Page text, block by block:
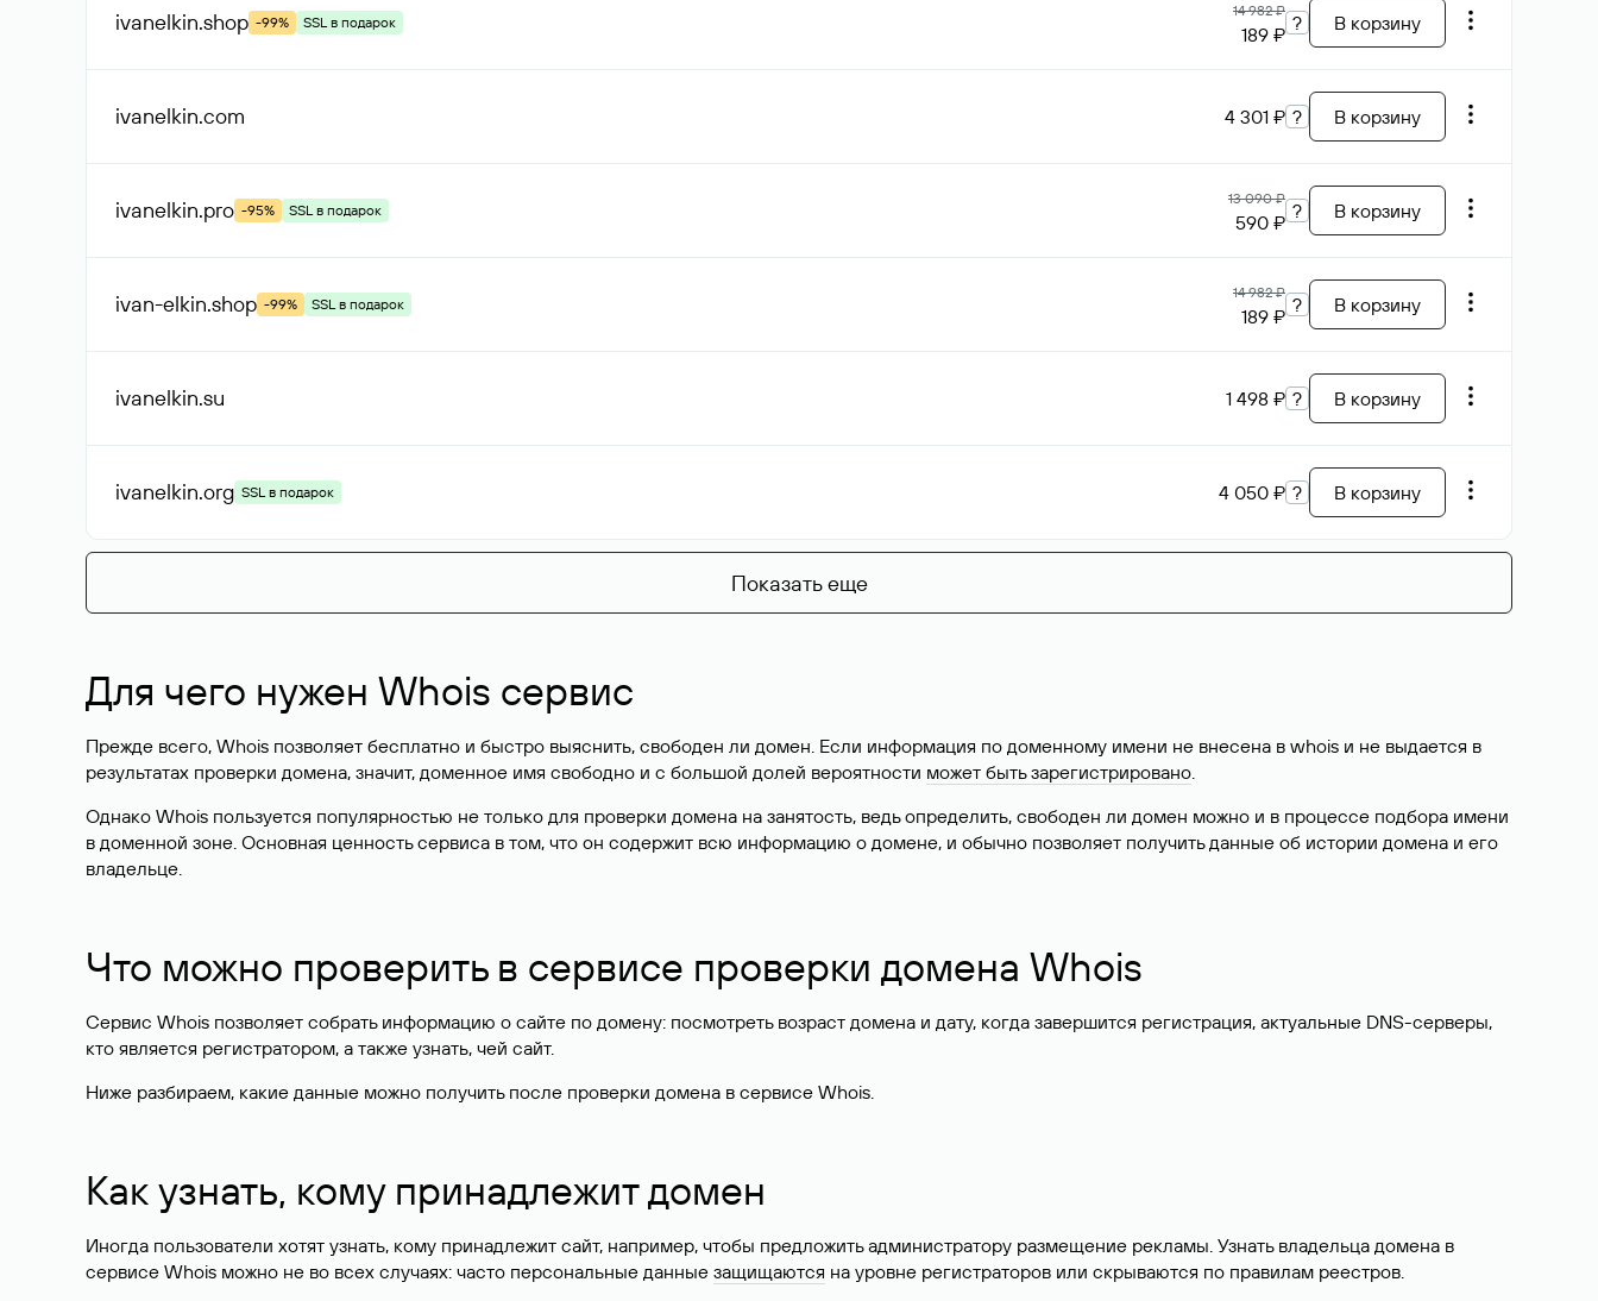
ivanelkin.shop -99% SSL в подарок
14 982 ₽
189 ₽ ? В корзину
ivanelkin.com 4 301 ₽ ? В корзину
ivanelkin.pro -95% SSL в подарок
13 090 ₽
590 ₽ ? В корзину
ivan-elkin.shop -99% SSL в подарок
14 982 ₽
189 ₽ ? В корзину
ivanelkin.su 1 498 ₽ ? В корзину
ivanelkin.org SSL в подарок 4 050 ₽ ? В корзину
Показать еще
Для чего нужен Whois сервис
Прежде всего, Whois позволяет бесплатно и быстро выяснить, свободен ли домен. Если информация по доменному имени не внесена в whois и не выдается в
результатах проверки домена, значит, доменное имя свободно и с большой долей вероятности может быть зарегистрировано.
Однако Whois пользуется популярностью не только для проверки домена на занятость, ведь определить, свободен ли домен можно и в процессе подбора имени
в доменной зоне. Основная ценность сервиса в том, что он содержит всю информацию о домене, и обычно позволяет получить данные об истории домена и его
владельце.
Что можно проверить в сервисе проверки домена Whois
Сервис Whois позволяет собрать информацию о сайте по домену: посмотреть возраст домена и дату, когда завершится регистрация, актуальные DNS-серверы,
кто является регистратором, а также узнать, чей сайт.
Ниже разбираем, какие данные можно получить после проверки домена в сервисе Whois.
Как узнать, кому принадлежит домен
Иногда пользователи хотят узнать, кому принадлежит сайт, например, чтобы предложить администратору размещение рекламы. Узнать владельца домена в
сервисе Whois можно не во всех случаях: часто персональные данные защищаются на уровне регистраторов или скрываются по правилам реестров.